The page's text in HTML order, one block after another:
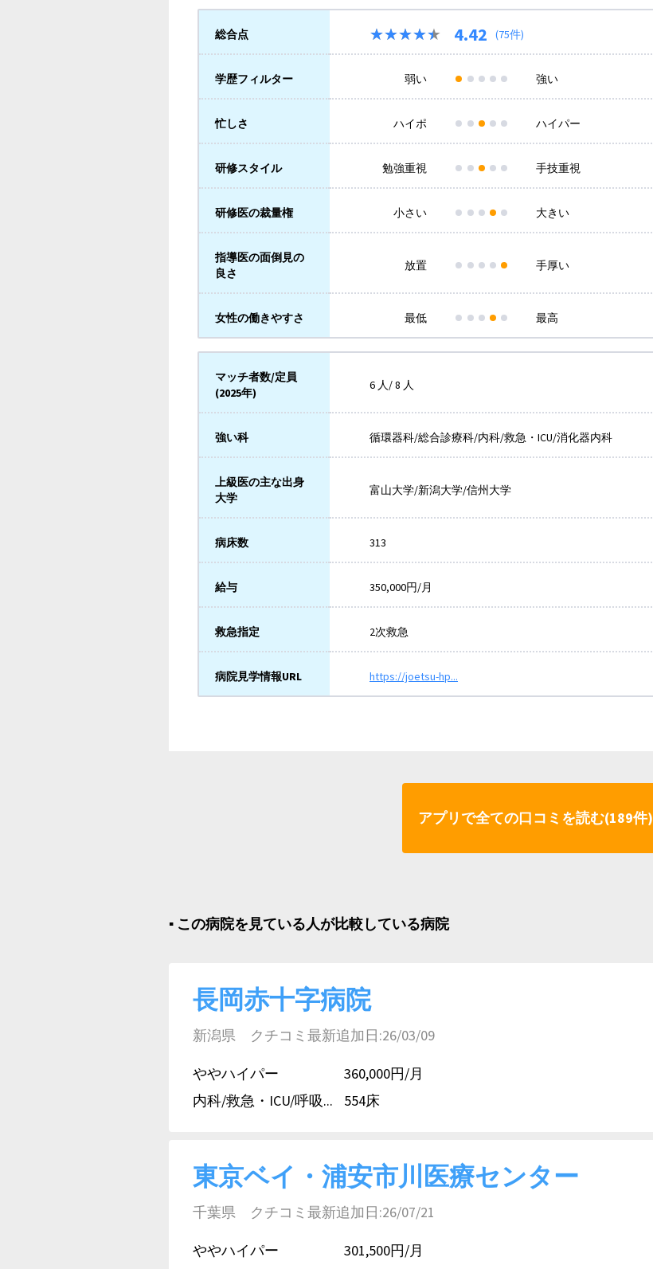
総合点 ★★★★★
★★★★★ 4.42 (75件)
学歴フィルター 弱い 強い
忙しさ ハイポ ハイパー
研修スタイル 勉強重視 手技重視
研修医の裁量権 小さい 大きい
指導医の面倒見の
良さ
放置 手厚い
女性の働きやすさ 最低 最高
マッチ者数/定員
(2025年)
6 人/ 8 人
強い科 循環器科/総合診療科/内科/救急・ICU/消化器内科
上級医の主な出身
大学
富山大学/新潟大学/信州大学
病床数 313
給与 350,000円/月
救急指定 2次救急
病院見学情報URL https://joetsu-hp...
アプリで全ての口コミを読む(189件)
▪︎ この病院を見ている人が比較している病院
長岡赤十字病院
新潟県 クチコミ最新追加日:26/03/09
ややハイパー
内科/救急・ICU/呼吸...
360,000円/月
554床
東京ベイ・浦安市川医療センター
千葉県 クチコミ最新追加日:26/07/21
ややハイパー
301,500円/月